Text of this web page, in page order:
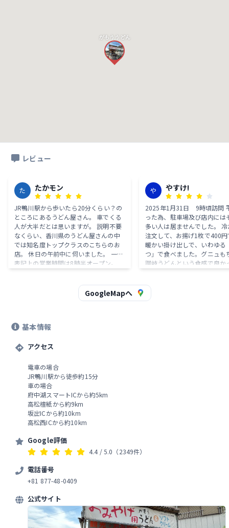
がもううどん
レビュー
た たかモン
JR鴨川駅から歩いたら20分くらい？の
ところにあるうどん屋さん。 車でくる
人が大半だとは思いますが。 説明不要
なくらい、香川県のうどん屋さんの中
では知名度トップクラスのこちらのお
店。 休日の午前中に伺いました。 一応
表記上の営業時間は8時半オープン。
らもう食べてる人いました。 外でうど
ん食べてる人たち見たら須崎食料品店
で、30分も並んでないと思います。 順
かと、温冷のどちらかを告げてうどん
ッピング乗せてお金払ってどっかで食
べます。 外にも席ある。 大きな揚げが
食べたくてでも甘い汁が出汁に入って
しまったら邪魔するんじゃないかとい
う葛藤で悩みに悩んで10分くらい頭抱
えて叫び続けた結果、入れました。 お
友達のピュアな出汁も飲んだ。 なんか
んの話です。 ちょいもちこしありうど
んと優しい出汁でシンプル美味しい！
色んな意味で香川に来たなぁと思わせ
てくれるお店ですね． 麺食い地蔵も穏
やかな顔。
や やすけ!
2025年1月31日 9時頃訪問
った為、駐車場及び店内には
多い人は居ませんでした。
注文して、お揚げ1枚で400
暖かい掛け出しで、いわゆる
つ」で食べました。グニュも
讃岐うどんという食感で良か
味しいおうどんでした。
GoogleMapへ
基本情報
アクセス
電車の場合
JR鴨川駅から徒歩約15分
車の場合
府中湖スマートICから約5km
高松檀紙から約9km
坂出ICから約10km
高松西ICから約10km
Google評価
4.4 / 5.0 （2349件）
電話番号
+81 877-48-0409
公式サイト